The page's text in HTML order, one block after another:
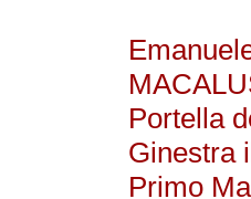
Portella
Ginestra
Primo